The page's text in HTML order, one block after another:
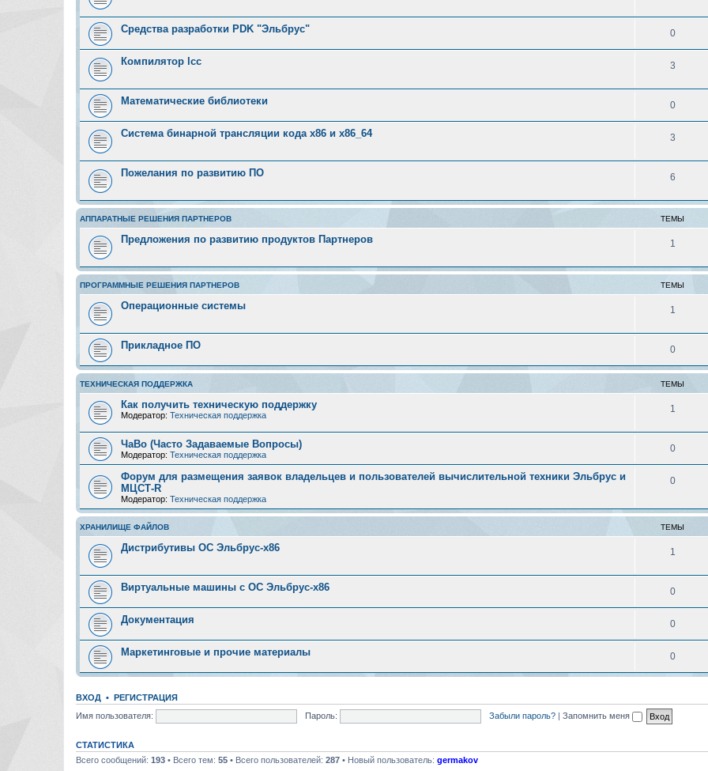
Средства разработки PDK "Эльбрус" 0
Компилятор lcc 3
Математические библиотеки 0
Система бинарной трансляции кода х86 и х86_64 3
Пожелания по развитию ПО 6
АППАРАТНЫЕ РЕШЕНИЯ ПАРТНЕРОВ ТЕМЫ
Предложения по развитию продуктов Партнеров 1
ПРОГРАММНЫЕ РЕШЕНИЯ ПАРТНЕРОВ ТЕМЫ
Операционные системы 1
Прикладное ПО 0
ТЕХНИЧЕСКАЯ ПОДДЕРЖКА ТЕМЫ
Как получить техническую поддержку
Модератор: Техническая поддержка
1
ЧаВо (Часто Задаваемые Вопросы)
Модератор: Техническая поддержка
0
Форум для размещения заявок владельцев и пользователей вычислительной техники Эльбрус и
МЦСТ-R
Модератор: Техническая поддержка
0
ХРАНИЛИЩЕ ФАЙЛОВ ТЕМЫ
Дистрибутивы ОС Эльбрус-x86 1
Виртуальные машины с ОС Эльбрус-x86 0
Документация 0
Маркетинговые и прочие материалы 0
ВХОД • РЕГИСТРАЦИЯ
Имя пользователя:
Пароль: Забыли пароль? | Запомнить меня
СТАТИСТИКА
Всего сообщений: 193 • Всего тем: 55 • Всего пользователей: 287 • Новый пользователь: germakov